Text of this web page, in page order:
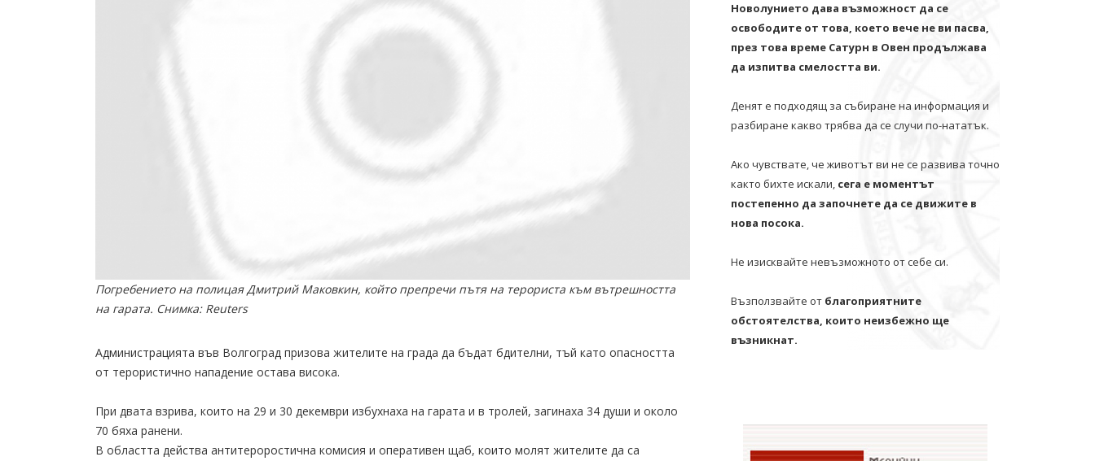
Погребението на полицая Дмитрий Маковкин, който препречи пътя на терориста към вътрешността
на гарата. Снимка: Reuters
Администрацията във Волгоград призова жителите на града да бъдат бдителни, тъй като опасността
от терористично нападение остава висока.
При двата взрива, които на 29 и 30 декември избухнаха на гарата и в тролей, загинаха 34 души и около
70 бяха ранени.
В областта действа антитероростична комисия и оперативен щаб, които молят жителите да са
Новолунието дава възможност да се
освободите от това, което вече не ви пасва,
през това време Сатурн в Овен продължава
да изпитва смелостта ви.
Денят е подходящ за събиране на информация и
разбиране какво трябва да се случи по-нататък.
Ако чувствате, че животът ви не се развива точно
както бихте искали, сега е моментът
постепенно да започнете да се движите в
нова посока.
Не изисквайте невъзможното от себе си.
Възползвайте от благоприятните
обстоятелства, които неизбежно ще
възникнат.